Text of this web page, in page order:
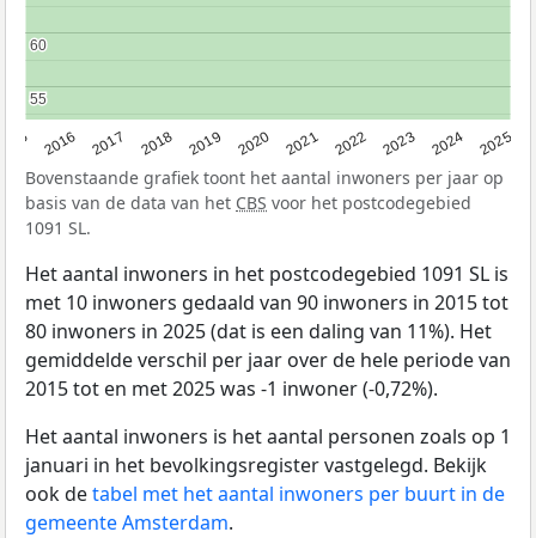
2016 2017 2018 2019 2020 2021 2022 2023 2024 2025
55
55
60
60
Bovenstaande grafiek toont het aantal inwoners per jaar op
basis van de data van het CBS voor het postcodegebied
1091 SL.
Het aantal inwoners in het postcodegebied 1091 SL is
met 10 inwoners gedaald van 90 inwoners in 2015 tot
80 inwoners in 2025 (dat is een daling van 11%). Het
gemiddelde verschil per jaar over de hele periode van
2015 tot en met 2025 was -1 inwoner (-0,72%).
Het aantal inwoners is het aantal personen zoals op 1
januari in het bevolkingsregister vastgelegd. Bekijk
ook detabel met het aantal inwoners per buurt in de
gemeente Amsterdam.